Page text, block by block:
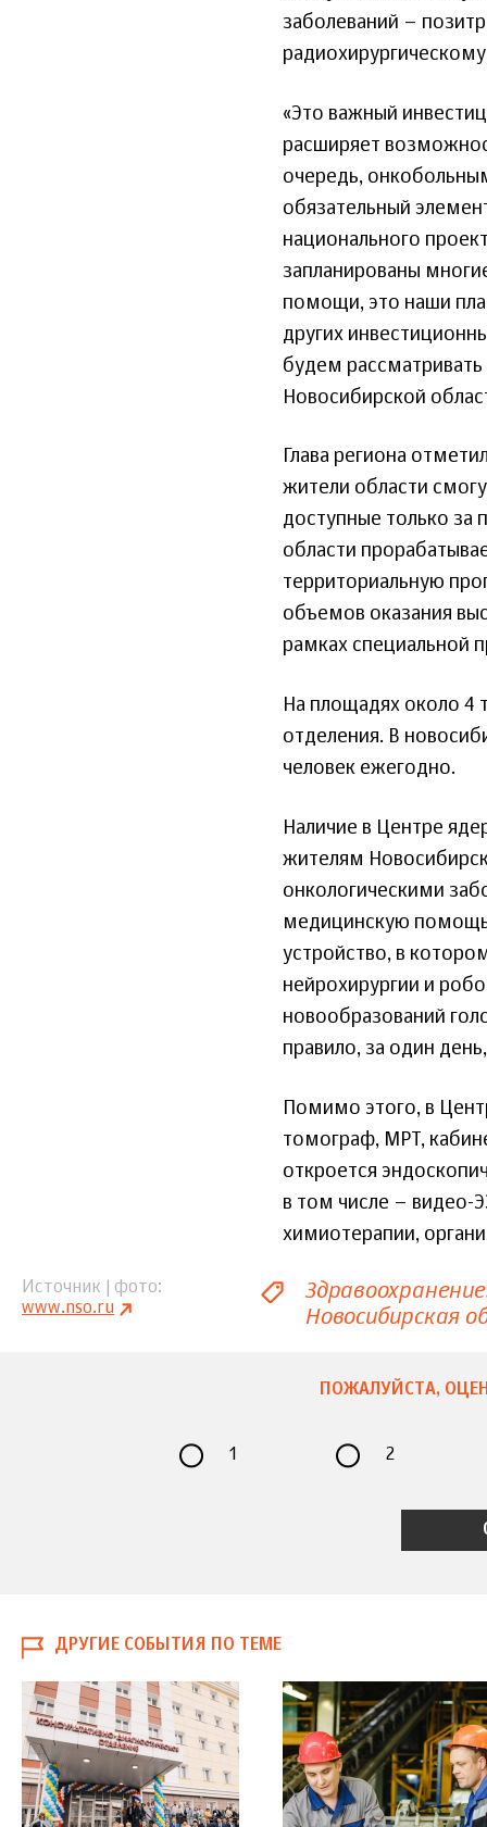
заболеваний –
«Это важный
расширяет
очередь,
обязательный
национального
запланированы
помощи, это наши
других
будем
Новосибирской
Глава региона
жители области
доступные только за
области
территориальную
объемов оказания
рамках специальной
На площадях около 4
отделения. В
человек ежегодно.
Наличие в Центре
жителям
онкологическими
медицинскую
устройство, в
нейрохирургии и
новообразований
правило, за один
Помимо этого, в
томограф, МРТ,
откроется
в том числе – видео-
химиотерапии,
Источник | фото
www.nso.ru
Новосибирская
ПОЖАЛУЙСТА,
1 2
ДРУГИЕ СОБЫТИЯ ПО ТЕМЕ